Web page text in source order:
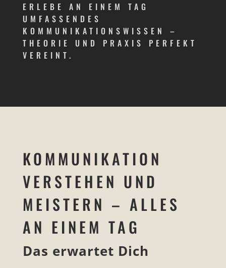
ERLEBE AN EINEM TAG
UMFASSENDES
KOMMUNIKATIONSWISSEN –
THEORIE UND PRAXIS PERFEKT
VEREINT.
KOMMUNIKATION
VERSTEHEN UND
MEISTERN – ALLES
AN EINEM TAG
Das erwartet Dich